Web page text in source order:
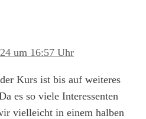
um 16:57 Uhr
Kurs ist bis auf weiteres
es so viele Interessenten
vielleicht in einem halben